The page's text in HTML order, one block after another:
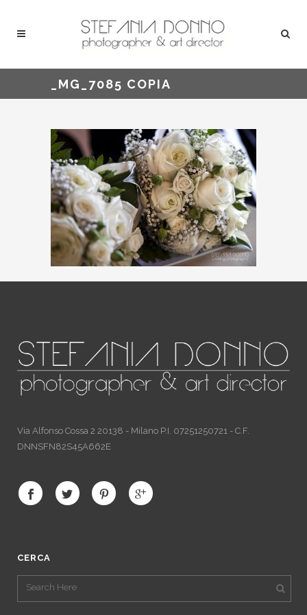
_MG_7085 COPIA
Via Alfonso Cossa 2 20138 - Milano P.I. 07251250721 - C.F.
DNNSFN82S45A662E
CERCA